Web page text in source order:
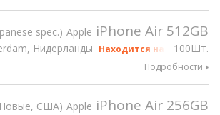
spec. Apple iPhone Air 512GB
100Шт.
Нидерланды Находится на gsmX Hong
Подробности
Новые, США Apple iPhone Air 256GB